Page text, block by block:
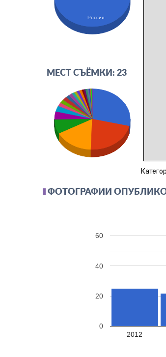
Россия
МЕСТ СЪЁМКИ: 23
ФОТОГРАФИИ
2012
0
20
40
60